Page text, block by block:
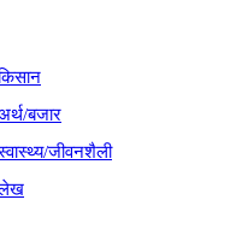
बजार
जीवनशैली